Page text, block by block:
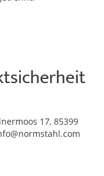
17, 85399